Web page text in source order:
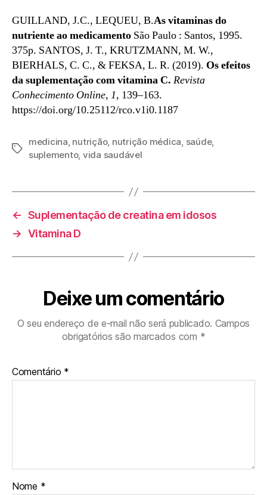
GUILLAND, J.C., LEQUEU, B.As vitaminas do
nutriente ao medicamento São Paulo : Santos, 1995.
375p. SANTOS, J. T., KRUTZMANN, M. W.,
BIERHALS, C. C., & FEKSA, L. R. (2019). Os efeitos
da suplementação com vitamina C. Revista
Conhecimento Online, 1, 139–163.
https://doi.org/10.25112/rco.v1i0.1187
Tags
medicina, nutrição, nutrição médica, saúde,
suplemento, vida saudável
← Suplementação de creatina em idosos
→ Vitamina D
Deixe um comentário
O seu endereço de e-mail não será publicado. Campos
obrigatórios são marcados com *
Comentário *
Nome *